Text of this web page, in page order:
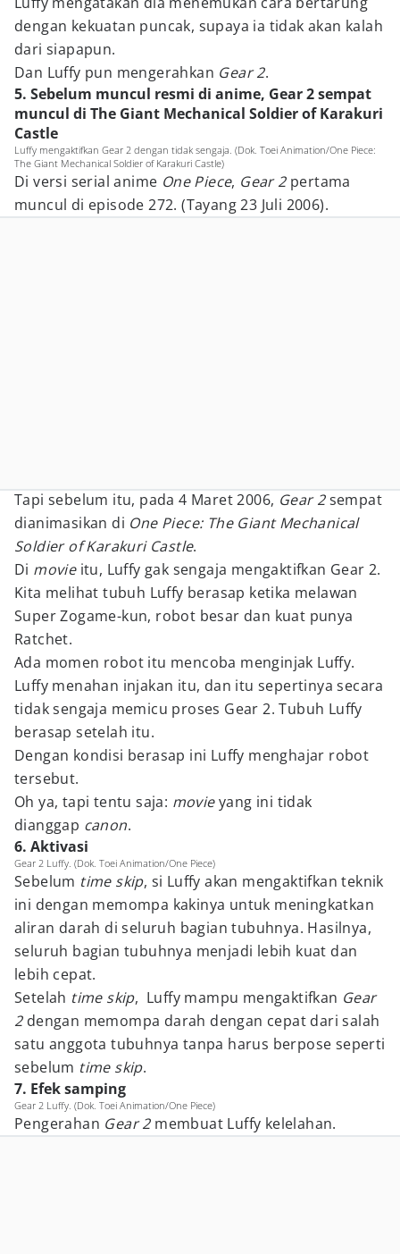
dengan kekuatan puncak, supaya ia tidak akan kalah
dari siapapun.
Dan Luffy pun mengerahkan Gear 2.
5. Sebelum muncul resmi di anime, Gear 2 sempat
muncul di The Giant Mechanical Soldier of Karakuri
Castle
Luffy mengaktifkan Gear 2 dengan tidak sengaja. (Dok. Toei Animation/One Piece:
The Giant Mechanical Soldier of Karakuri Castle)
Di versi serial anime One Piece, Gear 2 pertama
muncul di episode 272. (Tayang 23 Juli 2006).
Tapi sebelum itu, pada 4 Maret 2006, Gear 2sempat
dianimasikan di One Piece: The Giant Mechanical
Soldier of Karakuri Castle.
Di movie itu, Luffy gak sengaja mengaktifkan Gear 2.
Kita melihat tubuh Luffy berasap ketika melawan
Super Zogame-kun, robot besar dan kuat punya
Ratchet.
Ada momen robot itu mencoba menginjak Luffy.
Luffy menahan injakan itu, dan itu sepertinya secara
tidak sengaja memicu proses Gear 2. Tubuh Luffy
berasap setelah itu.
Dengan kondisi berasap ini Luffy menghajar robot
tersebut.
Oh ya, tapi tentu saja: movieyang ini tidak
dianggap canon.
6. Aktivasi
Gear 2 Luffy. (Dok. Toei Animation/One Piece)
Sebelum time skip, si Luffy akan mengaktifkan teknik
ini dengan memompa kakinya untuk meningkatkan
aliran darah di seluruh bagian tubuhnya. Hasilnya,
seluruh bagian tubuhnya menjadi lebih kuat dan
lebih cepat.
Setelah time skip, Luffy mampu mengaktifkan Gear
2 dengan memompa darah dengan cepat dari salah
satu anggota tubuhnya tanpa harus berpose seperti
sebelum time skip.
7. Efek samping
Gear 2 Luffy. (Dok. Toei Animation/One Piece)
Pengerahan Gear 2 membuat Luffy kelelahan.